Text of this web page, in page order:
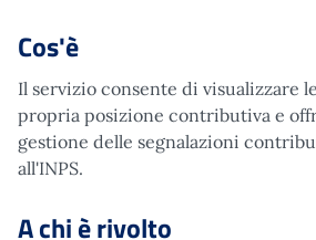
Cos'è
Il servizio consente di visualizzare
propria posizione contributiva e
gestione delle segnalazioni
all'INPS.
A chi è rivolto